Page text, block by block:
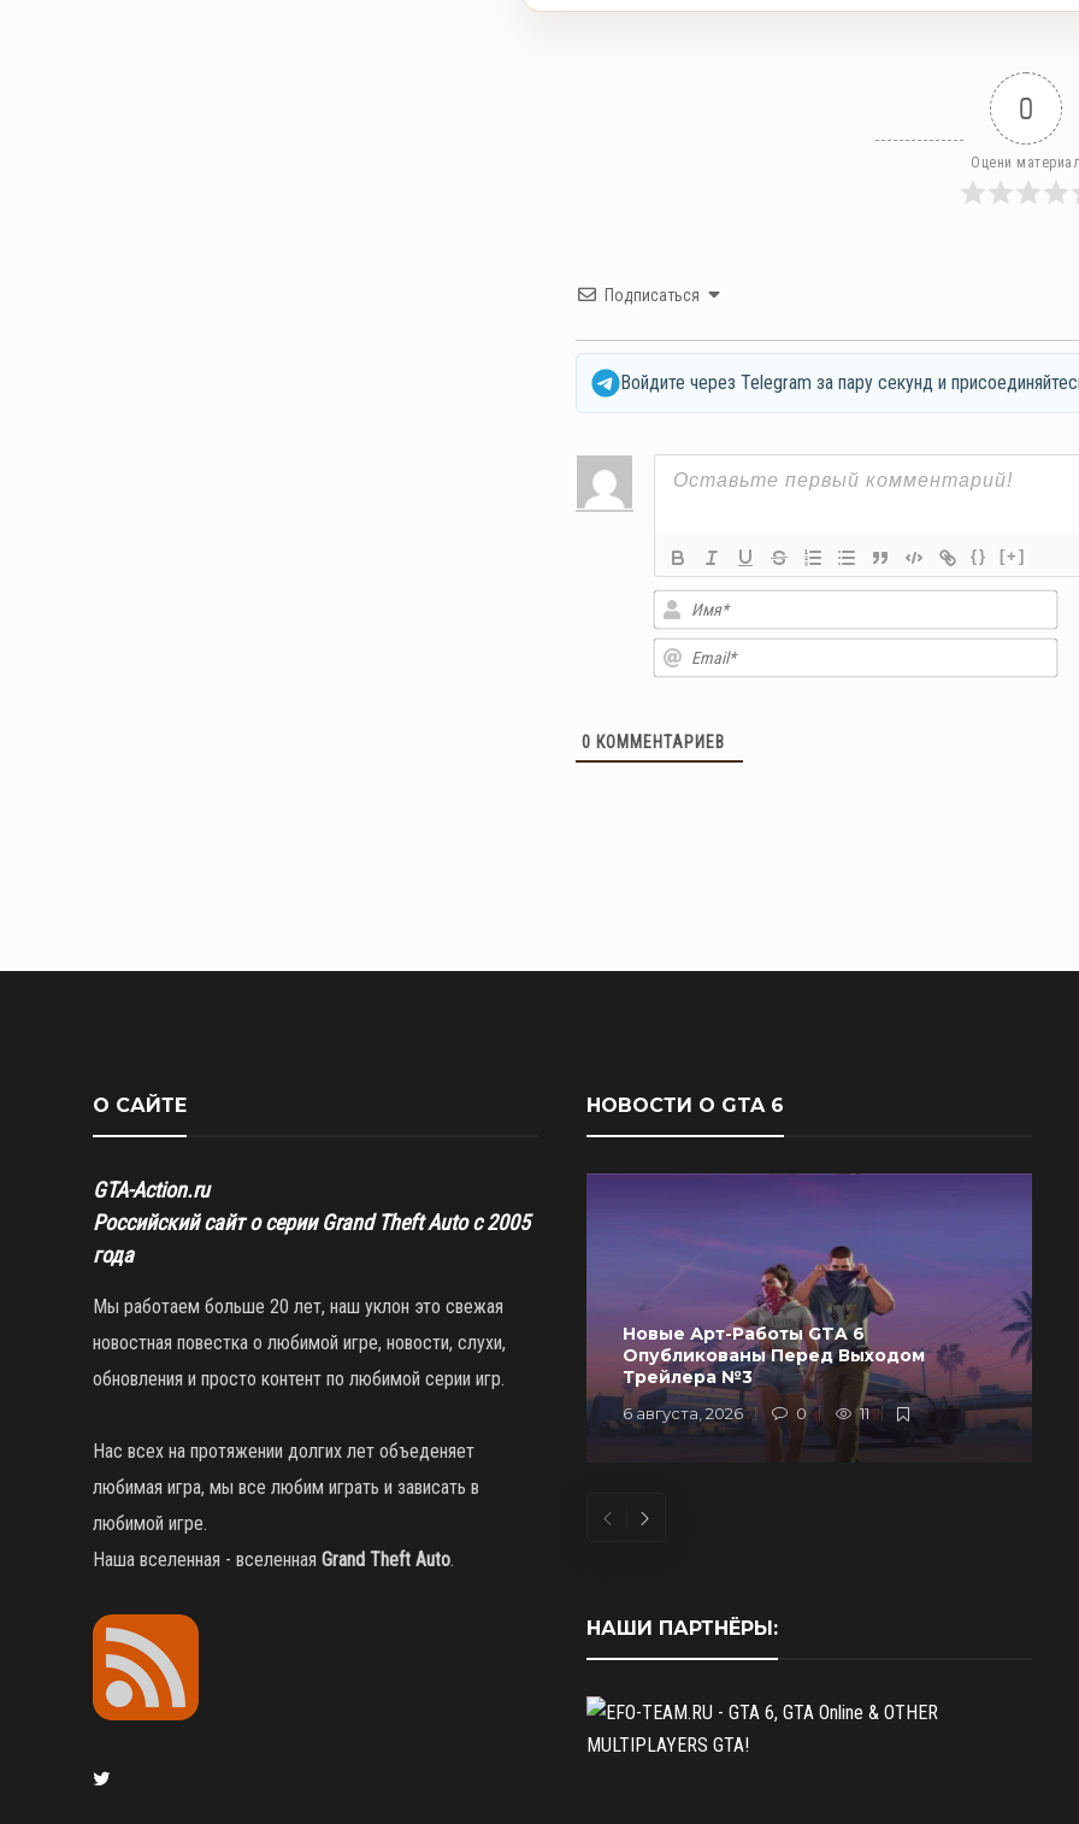
0
Оцени
Подписаться
Войдите через Telegram за пару секунд и
{} [+]
0 КОММЕНТАРИЕВ
О САЙТЕ
GTA-Action.ru
Российский сайт о серии Grand Theft Auto с 2005
года
Мы работаем больше 20 лет, наш уклон это свежая
новостная повестка о любимой игре, новости, слухи,
обновления и просто контент по любимой серии игр.
Нас всех на протяжении долгих лет объеденяет
любимая игра, мы все любим играть и зависать в
любимой игре.
Наша вселенная - вселенная Grand Theft Auto.
НОВОСТИ О GTA 6
Новые Арт-Работы GTA 6
Опубликованы Перед Выходом
Трейлера №3
6 августа, 2026 0 11
НАШИ ПАРТНЁРЫ: